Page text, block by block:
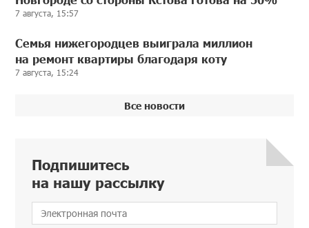
7 августа, 15:57
Семья нижегородцев выиграла миллион
на ремонт квартиры благодаря коту
7 августа, 15:24
Все новости
Подпишитесь
на нашу рассылку